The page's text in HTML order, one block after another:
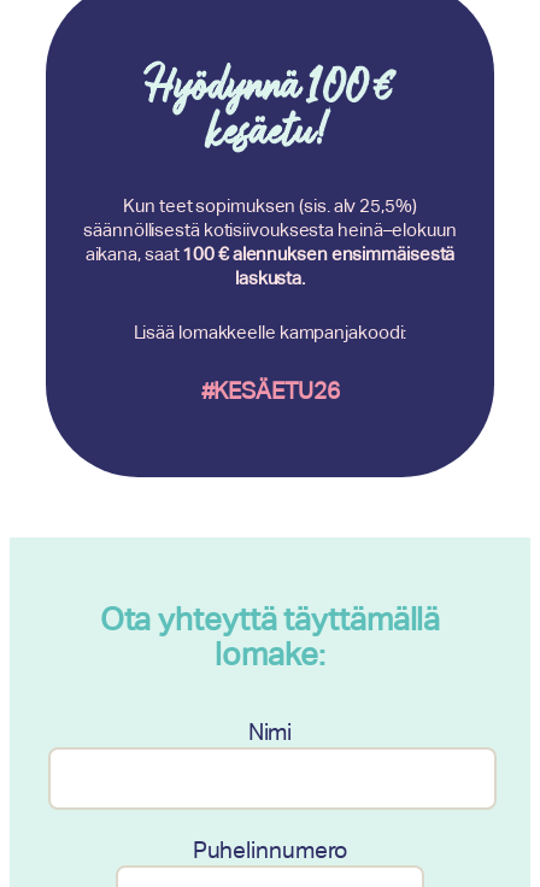
Hyödynnä 100€
kesäetu!
Kun teet sopimuksen (sis. alv 25,5%)
säännöllisestä kotisiivouksesta heinä–elokuun
aikana, saat100 € alennuksen ensimmäisestä
laskusta.
Lisää lomakkeelle kampanjakoodi:
#KESÄETU26
Ota yhteyttä täyttämällä
lomake:
Nimi
Puhelinnumero